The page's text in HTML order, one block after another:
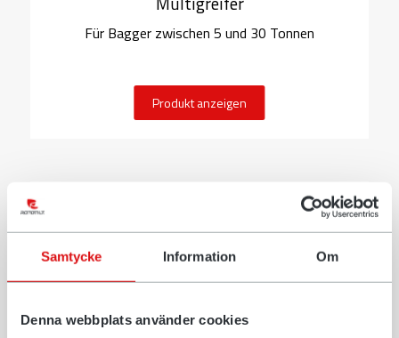
Samtycke Information Om
Denna webbplats använder cookies
Für Bagger zwischen 5 und 30 Tonnen
Produkt anzeigen